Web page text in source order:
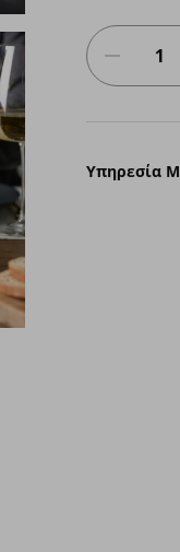
Υπηρεσία